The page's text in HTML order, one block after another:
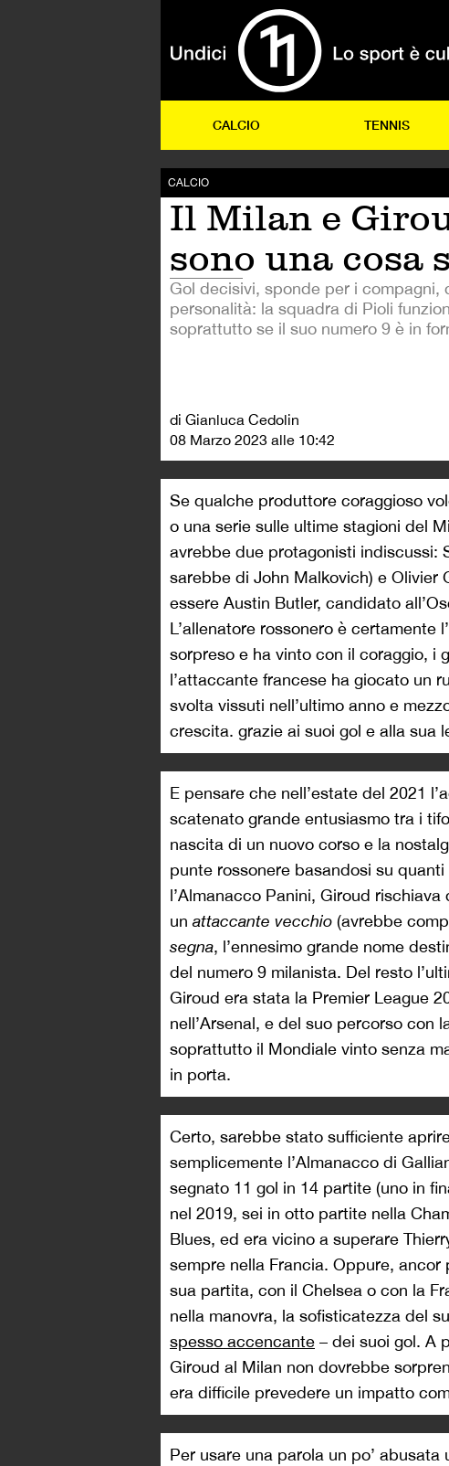
CALCIO TENNIS
CALCIO
Il Milan e
sono una cosa
Gol decisivi, sponde per i compagni,
personalità: la squadra di Pioli
soprattutto se il suo numero 9 è in
di Gianluca Cedolin
08 Marzo 2023 alle 10:42
Se qualche produttore coraggioso
o una serie sulle ultime stagioni del
avrebbe due protagonisti indiscussi:
sarebbe di John Malkovich) e Olivier
essere Austin Butler, candidato
L’allenatore rossonero è certamente
sorpreso e ha vinto con il coraggio, i
l’attaccante francese ha giocato un
svolta vissuti nell’ultimo anno e
crescita. grazie ai suoi gol e alla sua
E pensare che nell’estate del 2021
scatenato grande entusiasmo tra i
nascita di un nuovo corso e la
punte rossonere basandosi su
l’Almanacco Panini, Giroud
unattaccante vecchio (avrebbe
segna, l’ennesimo grande nome
del numero 9 milanista. Del resto
Giroud era stata la Premier League
nell’Arsenal, e del suo percorso con
soprattutto il Mondiale vinto senza
in porta.
Certo, sarebbe stato sufficiente
semplicemente l’Almanacco di
segnato 11 gol in 14 partite (uno in
nel 2019, sei in otto partite nella
Blues, ed era vicino a superare
sempre nella Francia. Oppure,
sua partita, con il Chelsea o con la
nella manovra, la sofisticatezza del
spesso accencante – dei suoi gol. A
Giroud al Milan non dovrebbe
era difficile prevedere un impatto
Per usare una parola un po’